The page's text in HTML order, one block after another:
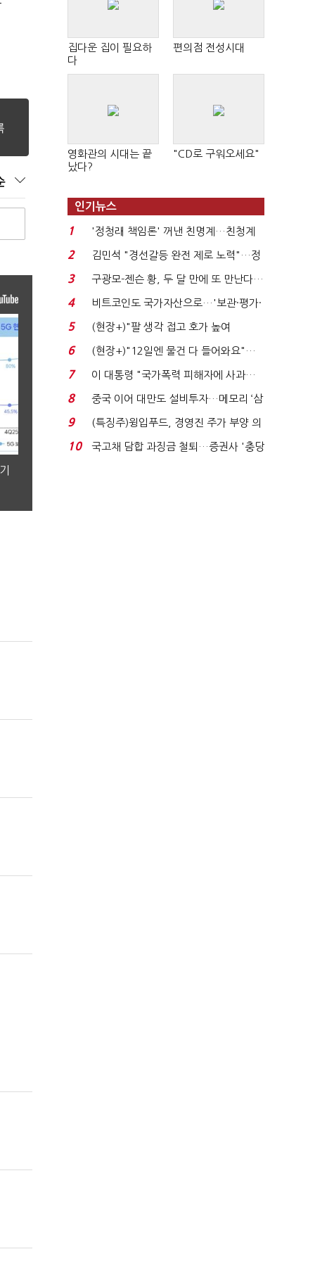
집다운 집이 필요하
다
편의점 전성시대
영화관의 시대는 끝
났다?
"CD로 구워오세요"
인기뉴스
1
'정청래 책임론' 꺼낸 친명계…친청계
는 추가투표 때리기...
2
김민석 "경선갈등 완전 제로 노력"…정
청래 "반명 공세 사...
3
구광모-젠슨 황, 두 달 만에 또 만난다…
로봇·AI 등 논...
4
비트코인도 국가자산으로…'보관·평가·
처분' 기준은 ...
5
(현장+)"팔 생각 접고 호가 높여
요"…'덜 똘똘한 한 채' 20...
6
(현장+)"12일엔 물건 다 들어와요"…
빈 매대 채우며 문 연 ...
7
이 대통령 "국가폭력 피해자에 사과…
적극적 조사로 진...
8
중국 이어 대만도 설비투자…메모리 ‘삼
국전쟁’
9
(특징주)윙입푸드, 경영진 주가 부양 의
지에 상한가...
10
국고채 담합 과징금 철퇴…증권사 '충당